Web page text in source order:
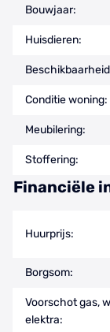
Bouwjaar:
Huisdieren:
Conditie woning:
Meubilering:
Stoffering:
Financiële
Huurprijs:
Borgsom:
Voorschot gas,
elektra: